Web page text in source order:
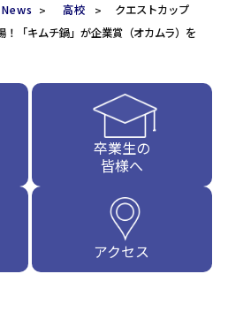
News 高校
クエストカップ
！「キムチ鍋」が企業賞（オカムラ）を
卒業生の
皆様へ
アクセス